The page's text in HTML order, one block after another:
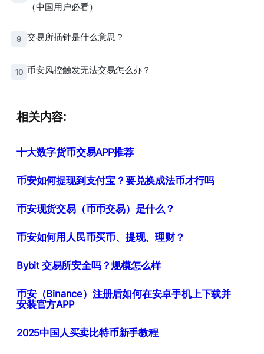
（中国用户必看）
9 交易所插针是什么意思？
10 币安风控触发无法交易怎么办？
相关内容:
十大数字货币交易APP推荐
币安如何提现到支付宝？要兑换成法币才行吗
币安现货交易（币币交易）是什么？
币安如何用人民币买币、提现、理财？
Bybit 交易所安全吗？规模怎么样
币安（Binance）注册后如何在安卓手机上下载并
安装官方APP
2025中国人买卖比特币新手教程